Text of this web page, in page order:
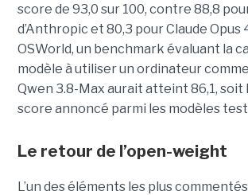
score de 93,0 sur 100, contre 88,8
d’Anthropic et 80,3 pour Claude Opus
OSWorld, un benchmark évaluant la
modèle à utiliser un ordinateur
Qwen 3.8-Max aurait atteint 86,1, soit
score annoncé parmi les modèles
Le retour de l’open-weight
L’un des éléments les plus